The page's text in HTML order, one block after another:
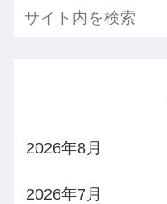
2026年8月
2026年7月